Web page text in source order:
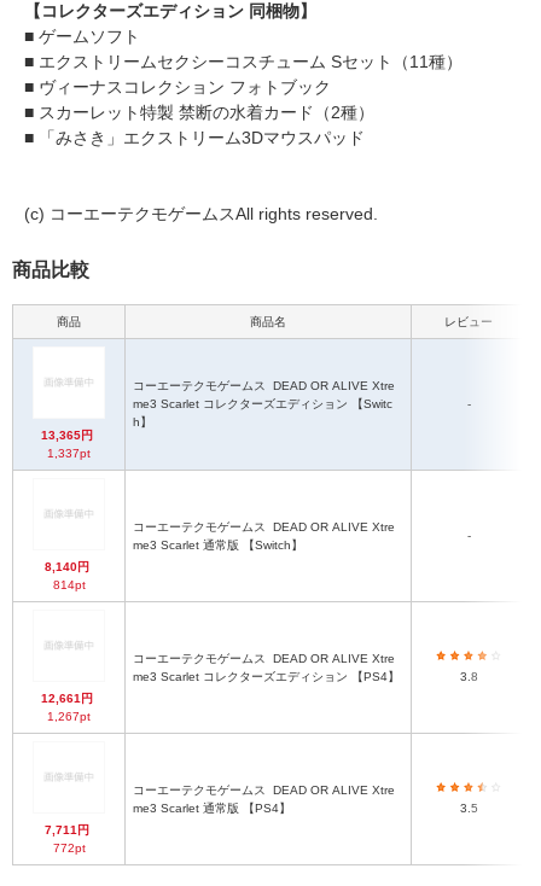
【コレクターズエディション 同梱物】
■ ゲームソフト
■ エクストリームセクシーコスチューム Sセット（11種）
■ ヴィーナスコレクション フォトブック
■ スカーレット特製 禁断の水着カード（2種）
■ 「みさき」エクストリーム3Dマウスパッド
(c) コーエーテクモゲームスAll rights reserved.
商品比較
商品 商品名 レビュー
13,365円
1,337pt
コーエーテクモゲームス
me3 Scarlet コレクターズエディション 【Switc
h】
-
8,140円
814pt
コーエーテクモゲームス
me3 Scarlet 通常版 【Switch】
-
12,661円
1,267pt
コーエーテクモゲームス
me3 Scarlet コレクターズエディション 【PS4】
3.8
7,711円
772pt
コーエーテクモゲームス
me3 Scarlet 通常版 【PS4】
3.5